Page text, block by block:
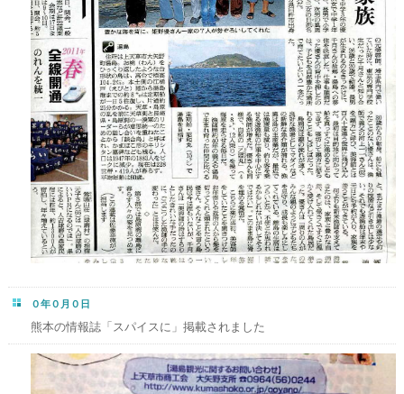
０年０月０日
熊本の情報誌「スパイスに」掲載されました